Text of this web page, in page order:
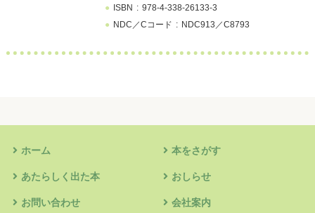
ISBN
978-4-338-26133-3
NDC／Cコード
NDC913／C8793
ホーム 本をさがす
あたらしく出た本 おしらせ
お問い合わせ 会社案内